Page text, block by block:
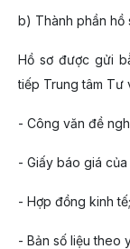
b) Thành phần hồ
Hồ sơ được gửi
tiếp Trung tâm Tư
- Công văn đề
- Giấy báo giá của
- Hợp đồng kinh tế;
- Bản số liệu theo